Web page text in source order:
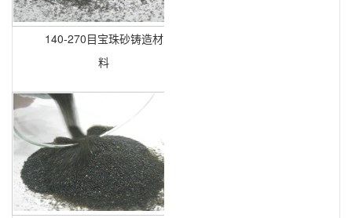
140-270目宝珠砂铸造材
料